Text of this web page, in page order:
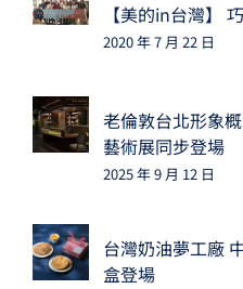
【美的in台灣】
2020 年 7 月 22 日
老倫敦台北形象
藝術展同步登場
2025 年 9 月 12 日
台灣奶油夢工廠
盒登場